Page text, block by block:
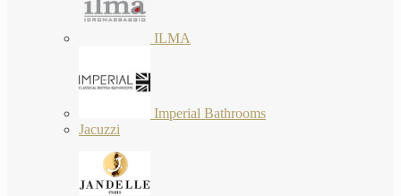
ILMA
Imperial Bathrooms
Jacuzzi